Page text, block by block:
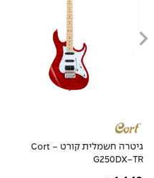
גיטרה חשמלית קורט - Cort
G250DX-TR